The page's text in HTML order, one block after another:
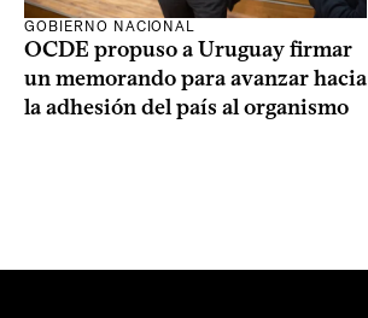
GOBIERNO NACIONAL
OCDE propuso a Uruguay firmar
un memorando para avanzar hacia
la adhesión del país al organismo